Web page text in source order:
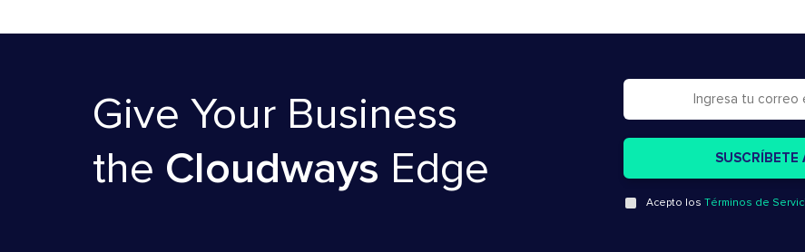
Give Your Business
the Cloudways Edge
Acepto los Términos de